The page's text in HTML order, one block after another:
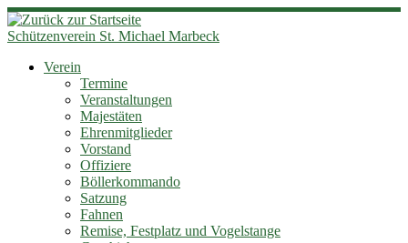
Zum
Inhalt
springen
Schützenverein St. Michael Marbeck
Verein
Termine
Veranstaltungen
Majestäten
Ehrenmitglieder
Vorstand
Offiziere
Böllerkommando
Satzung
Fahnen
Remise, Festplatz und Vogelstange